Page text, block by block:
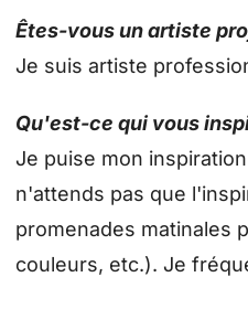
Êtes-vous un artiste
Je suis artiste
Qu'est-ce qui vous
Je puise mon
n'attends pas que
promenades matinales
couleurs, etc.). Je